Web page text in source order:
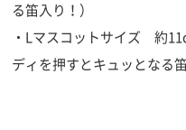
る笛入り！）
・Lマスコットサイズ 約
ディを押すとキュッとなる